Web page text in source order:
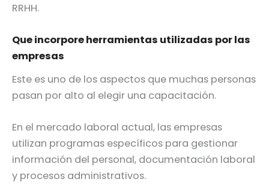
RRHH.
Que incorpore herramientas utilizadas por las
empresas
Este es uno de los aspectos que muchas personas
pasan por alto al elegir una capacitación.
En el mercado laboral actual, las empresas
utilizan programas específicos para gestionar
información del personal, documentación laboral
y procesos administrativos.